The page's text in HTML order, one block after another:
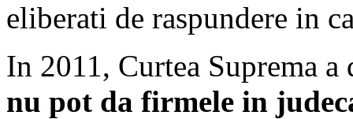
eliberati de raspundere in
In 2011, Curtea Suprema a
nu pot da firmele in